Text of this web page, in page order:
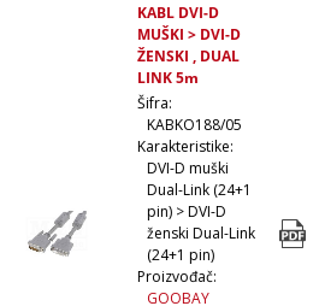
KABL DVI-D
MUŠKI > DVI-D
ŽENSKI , DUAL
LINK 5m
Šifra:
KABKO188/05
Karakteristike:
DVI-D muški
Dual-Link (24+1
pin) > DVI-D
ženski Dual-Link
(24+1 pin)
Proizvođač:
GOOBAY